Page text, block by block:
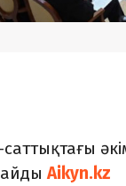
Aikyn.kz